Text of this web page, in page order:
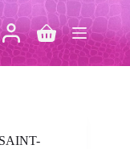
Winkelwagen